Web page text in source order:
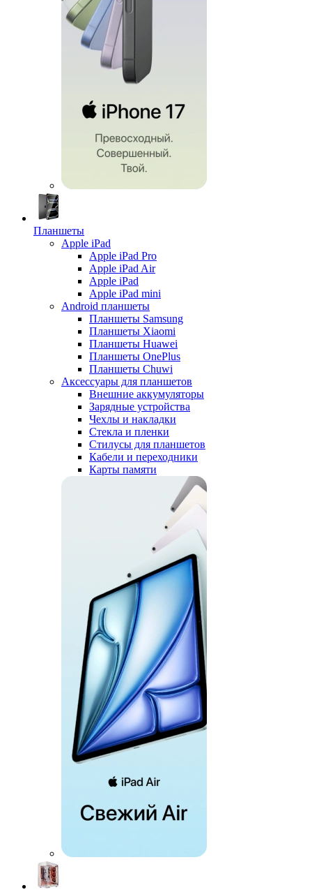
Планшеты
Apple iPad
Apple iPad Pro
Apple iPad Air
Apple iPad
Apple iPad mini
Android планшеты
Планшеты Samsung
Планшеты Xiaomi
Планшеты Huawei
Планшеты OnePlus
Планшеты Chuwi
Аксессуары для планшетов
Внешние аккумуляторы
Зарядные устройства
Чехлы и накладки
Стекла и пленки
Стилусы для планшетов
Кабели и переходники
Карты памяти